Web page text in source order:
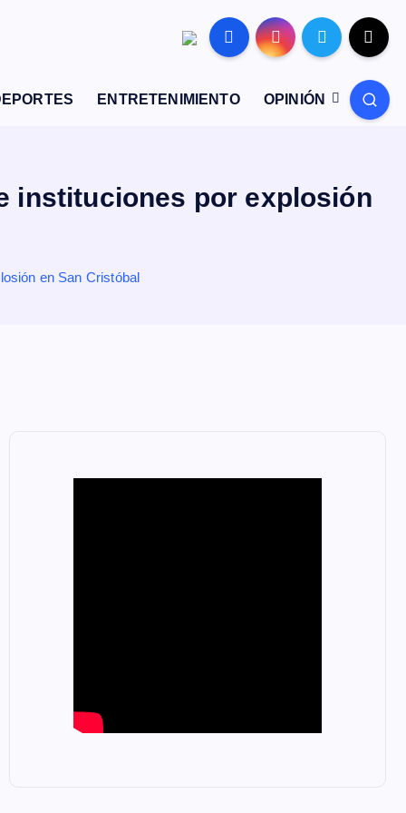
ENTRETENIMIENTO OPINIÓN
instituciones por explosión
en San Cristóbal